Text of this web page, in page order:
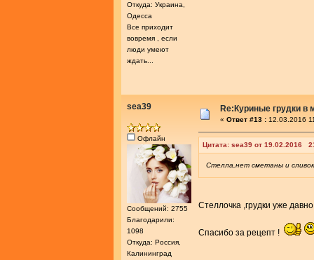
Откуда: Украина,
Одесса
Все приходит
вовремя , если
люди умеют
ждать...
sea39
Офлайн
Сообщений: 2755
Благодарили:
1098
Откуда: Россия,
Калининград
Re:Куриные грудки в
« Ответ #13 : 12.03.2016
Цитата: sea39 от 19.02.2016
Стелла,нет сметаны и
Стеллочка ,грудки уже
Спасибо за рецепт !